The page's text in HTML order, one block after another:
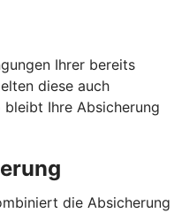
Ihrer bereits
diese auch
Ihre Absicherung
die Absicherung